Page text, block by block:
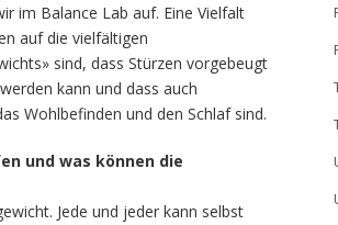
im Balance Lab auf. Eine Vielfalt
auf die vielfältigen
sind, dass Stürzen vorgebeugt
kann und dass auch
Wohlbefinden und den Schlaf sind.
und was können die
Jede und jeder kann selbst